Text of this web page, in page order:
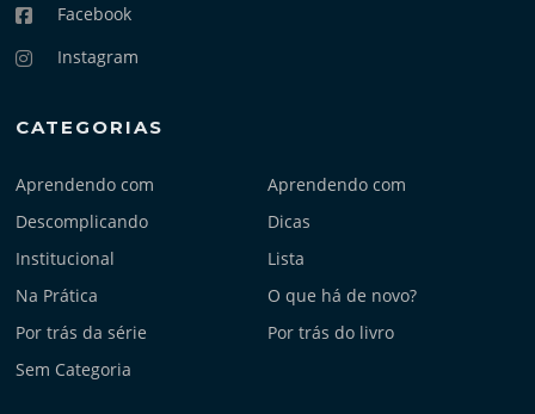
Facebook
Instagram
CATEGORIAS
Aprendendo com
Aprendendo com
Descomplicando
Dicas
Institucional
Lista
Na Prática
O que há de novo?
Por trás da série
Por trás do livro
Sem Categoria